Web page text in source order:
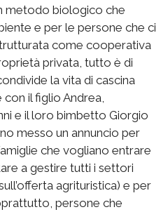
metodo biologico che
e per le persone che ci
come cooperativa
privata, tutto è di
la vita di cascina
il figlio Andrea,
e il loro bimbetto Giorgio
messo un annuncio per
che vogliano entrare
a gestire tutti i settori
agrituristica) e per
persone che